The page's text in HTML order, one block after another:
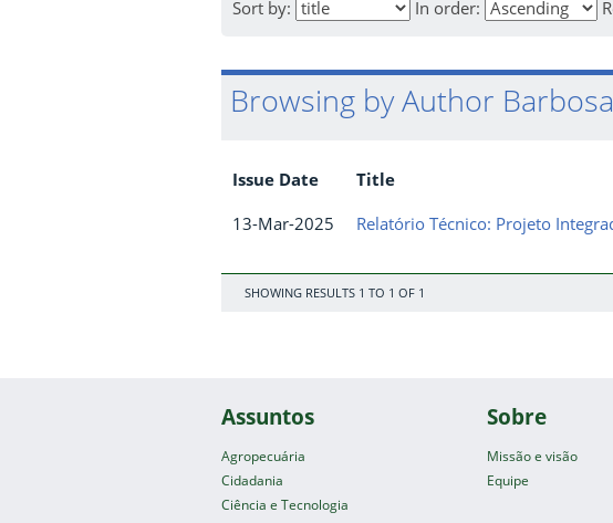
Sort by: In order:
Browsing by Author
Issue Date Title
13-Mar-2025
Relatório Técnico: Projeto
SHOWING RESULTS 1 TO 1 OF 1
Assuntos
Agropecuária
Cidadania
Ciência e Tecnologia
Sobre
Missão e visão
Equipe